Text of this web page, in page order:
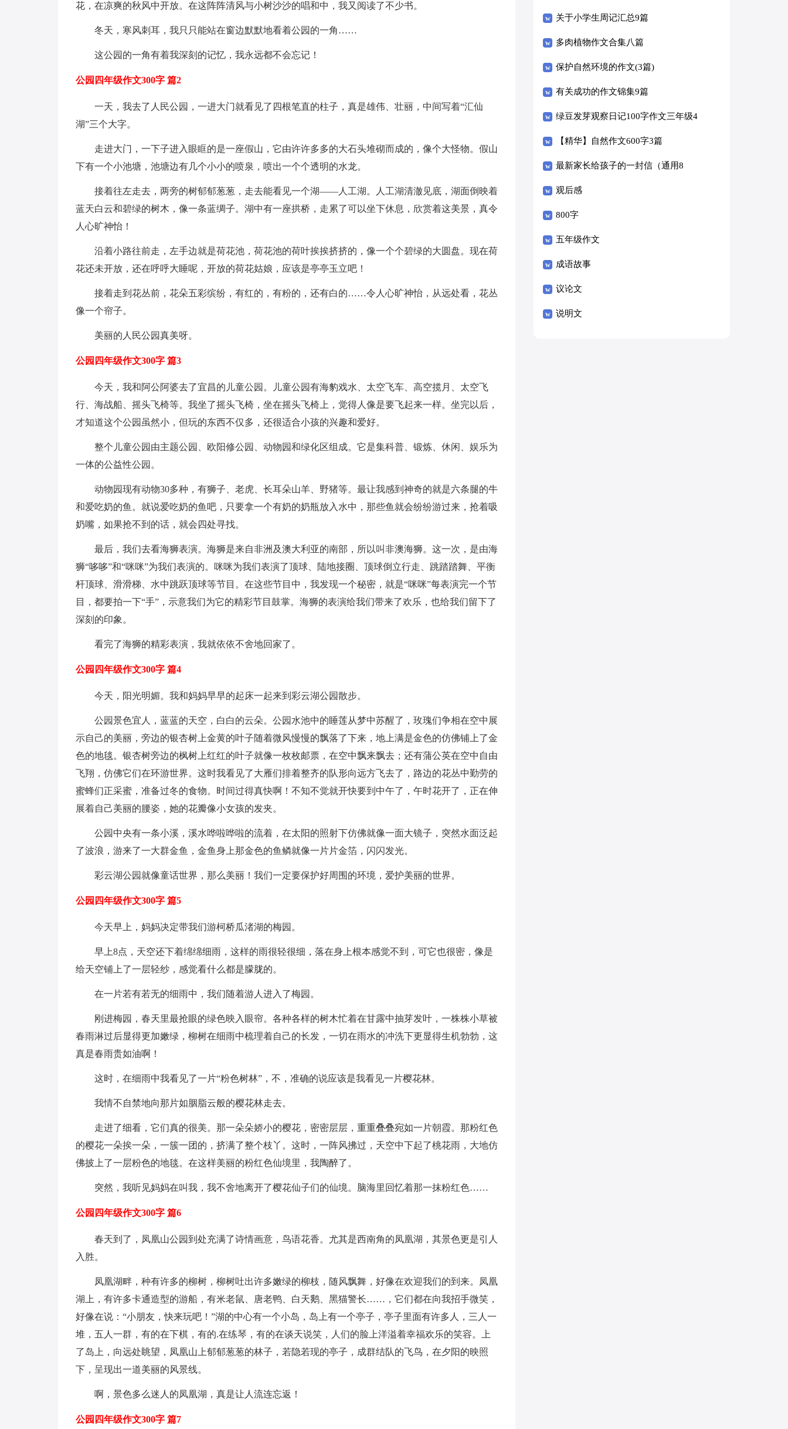
花，在凉爽的秋风中开放。在这阵阵清风与小树沙沙的唱和中，我又阅读了不少书。
冬天，寒风刺耳，我只只能站在窗边默默地看着公园的一角……
这公园的一角有着我深刻的记忆，我永远都不会忘记！
公园四年级作文300字 篇2
一天，我去了人民公园，一进大门就看见了四根笔直的柱子，真是雄伟、壮丽，中间写着“汇仙
湖”三个大字。
走进大门，一下子进入眼眶的是一座假山，它由许许多多的大石头堆砌而成的，像个大怪物。假山
下有一个小池塘，池塘边有几个小小的喷泉，喷出一个个透明的水龙。
接着往左走去，两旁的树郁郁葱葱，走去能看见一个湖——人工湖。人工湖清澈见底，湖面倒映着
蓝天白云和碧绿的树木，像一条蓝绸子。湖中有一座拱桥，走累了可以坐下休息，欣赏着这美景，真令
人心旷神怡！
沿着小路往前走，左手边就是荷花池，荷花池的荷叶挨挨挤挤的，像一个个碧绿的大圆盘。现在荷
花还未开放，还在呼呼大睡呢，开放的荷花姑娘，应该是亭亭玉立吧！
接着走到花丛前，花朵五彩缤纷，有红的，有粉的，还有白的……令人心旷神怡，从远处看，花丛
像一个帘子。
美丽的人民公园真美呀。
公园四年级作文300字 篇3
今天，我和阿公阿婆去了宜昌的儿童公园。儿童公园有海豹戏水、太空飞车、高空揽月、太空飞
行、海战船、摇头飞椅等。我坐了摇头飞椅，坐在摇头飞椅上，觉得人像是要飞起来一样。坐完以后，
才知道这个公园虽然小，但玩的东西不仅多，还很适合小孩的兴趣和爱好。
整个儿童公园由主题公园、欧阳修公园、动物园和绿化区组成。它是集科普、锻炼、休闲、娱乐为
一体的公益性公园。
动物园现有动物30多种，有狮子、老虎、长耳朵山羊、野猪等。最让我感到神奇的就是六条腿的牛
和爱吃奶的鱼。就说爱吃奶的鱼吧，只要拿一个有奶的奶瓶放入水中，那些鱼就会纷纷游过来，抢着吸
奶嘴，如果抢不到的话，就会四处寻找。
最后，我们去看海狮表演。海狮是来自非洲及澳大利亚的南部，所以叫非澳海狮。这一次，是由海
狮“哆哆”和“咪咪”为我们表演的。咪咪为我们表演了顶球、陆地接圈、顶球倒立行走、跳踏踏舞、平衡
杆顶球、滑滑梯、水中跳跃顶球等节目。在这些节目中，我发现一个秘密，就是“咪咪”每表演完一个节
目，都要拍一下“手”，示意我们为它的精彩节目鼓掌。海狮的表演给我们带来了欢乐，也给我们留下了
深刻的印象。
看完了海狮的精彩表演，我就依依不舍地回家了。
公园四年级作文300字 篇4
今天，阳光明媚。我和妈妈早早的起床一起来到彩云湖公园散步。
公园景色宜人，蓝蓝的天空，白白的云朵。公园水池中的睡莲从梦中苏醒了，玫瑰们争相在空中展
示自己的美丽，旁边的银杏树上金黄的叶子随着微风慢慢的飘落了下来，地上满是金色的仿佛铺上了金
色的地毯。银杏树旁边的枫树上红红的叶子就像一枚枚邮票，在空中飘来飘去；还有蒲公英在空中自由
飞翔，仿佛它们在环游世界。这时我看见了大雁们排着整齐的队形向远方飞去了，路边的花丛中勤劳的
蜜蜂们正采蜜，准备过冬的食物。时间过得真快啊！不知不觉就开快要到中午了，午时花开了，正在伸
展着自己美丽的腰姿，她的花瓣像小女孩的发夹。
公园中央有一条小溪，溪水哗啦哗啦的流着，在太阳的照射下仿佛就像一面大镜子，突然水面泛起
了波浪，游来了一大群金鱼，金鱼身上那金色的鱼鳞就像一片片金箔，闪闪发光。
彩云湖公园就像童话世界，那么美丽！我们一定要保护好周围的环境，爱护美丽的世界。
公园四年级作文300字 篇5
今天早上，妈妈决定带我们游柯桥瓜渚湖的梅园。
早上8点，天空还下着绵绵细雨，这样的雨很轻很细，落在身上根本感觉不到，可它也很密，像是
给天空铺上了一层轻纱，感觉看什么都是朦胧的。
在一片若有若无的细雨中，我们随着游人进入了梅园。
刚进梅园，春天里最抢眼的绿色映入眼帘。各种各样的树木忙着在甘露中抽芽发叶，一株株小草被
春雨淋过后显得更加嫩绿，柳树在细雨中梳理着自己的长发，一切在雨水的冲洗下更显得生机勃勃，这
真是春雨贵如油啊！
这时，在细雨中我看见了一片“粉色树林”，不，准确的说应该是我看见一片樱花林。
我情不自禁地向那片如胭脂云般的樱花林走去。
走进了细看，它们真的很美。那一朵朵娇小的樱花，密密层层，重重叠叠宛如一片朝霞。那粉红色
的樱花一朵挨一朵，一簇一团的，挤满了整个枝丫。这时，一阵风拂过，天空中下起了桃花雨，大地仿
佛披上了一层粉色的地毯。在这样美丽的粉红色仙境里，我陶醉了。
突然，我听见妈妈在叫我，我不舍地离开了樱花仙子们的仙境。脑海里回忆着那一抹粉红色……
公园四年级作文300字 篇6
春天到了，凤凰山公园到处充满了诗情画意，鸟语花香。尤其是西南角的凤凰湖，其景色更是引人
入胜。
凤凰湖畔，种有许多的柳树，柳树吐出许多嫩绿的柳枝，随风飘舞，好像在欢迎我们的到来。凤凰
湖上，有许多卡通造型的游船，有米老鼠、唐老鸭、白天鹅、黑猫警长……，它们都在向我招手微笑，
好像在说：“小朋友，快来玩吧！”湖的中心有一个小岛，岛上有一个亭子，亭子里面有许多人，三人一
堆，五人一群，有的在下棋，有的.在练琴，有的在谈天说笑，人们的脸上洋溢着幸福欢乐的笑容。上
了岛上，向远处眺望，凤凰山上郁郁葱葱的林子，若隐若现的亭子，成群结队的飞鸟，在夕阳的映照
下，呈现出一道美丽的风景线。
啊，景色多么迷人的凤凰湖，真是让人流连忘返！
公园四年级作文300字 篇7
关于小学生周记汇总9篇
多肉植物作文合集八篇
保护自然环境的作文(3篇)
有关成功的作文锦集9篇
绿豆发芽观察日记100字作文三年级4
篇
【精华】自然作文600字3篇
最新家长给孩子的一封信（通用8
篇）
观后感
800字
五年级作文
成语故事
议论文
说明文